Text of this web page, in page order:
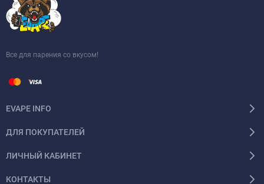
Все для парения со вкусом!
EVAPE INFO
ДЛЯ ПОКУПАТЕЛЕЙ
ЛИЧНЫЙ КАБИНЕТ
КОНТАКТЫ